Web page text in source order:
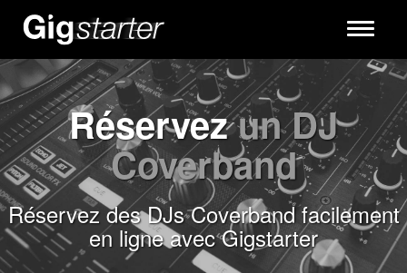
Toggle
Réservezun DJ
Coverband
Réservez des DJs Coverband facilement
en ligne avec Gigstarter